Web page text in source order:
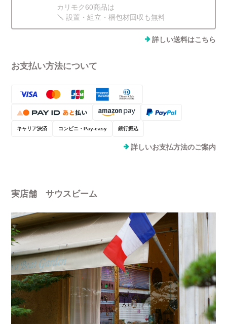
カリモク60商品は
🪛 設置・組立・梱包材回収も無料
詳しい送料はこちら
お支払い方法について
キャリア決済 コンビニ・Pay-easy 銀行振込
詳しいお支払方法のご案内
実店舗 サウスビーム